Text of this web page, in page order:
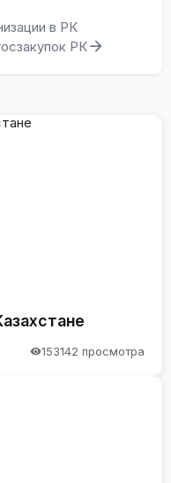
в РК
РК
153142 просмотра